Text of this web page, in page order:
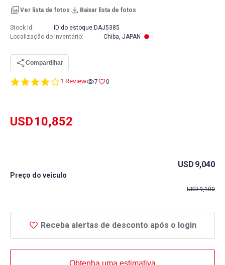
Ver lista de fotos Baixar lista de fotos
4.0
1 Review 7 0
USD10,852
Preço do veículo
USD 9,040
USD9,100
Receba alertas de desconto após o login
Obtenha uma estimativa
Stock Id: ID do estoque: DAJ5385
Localização do inventário: Chiba, JAPAN
Compartilhar